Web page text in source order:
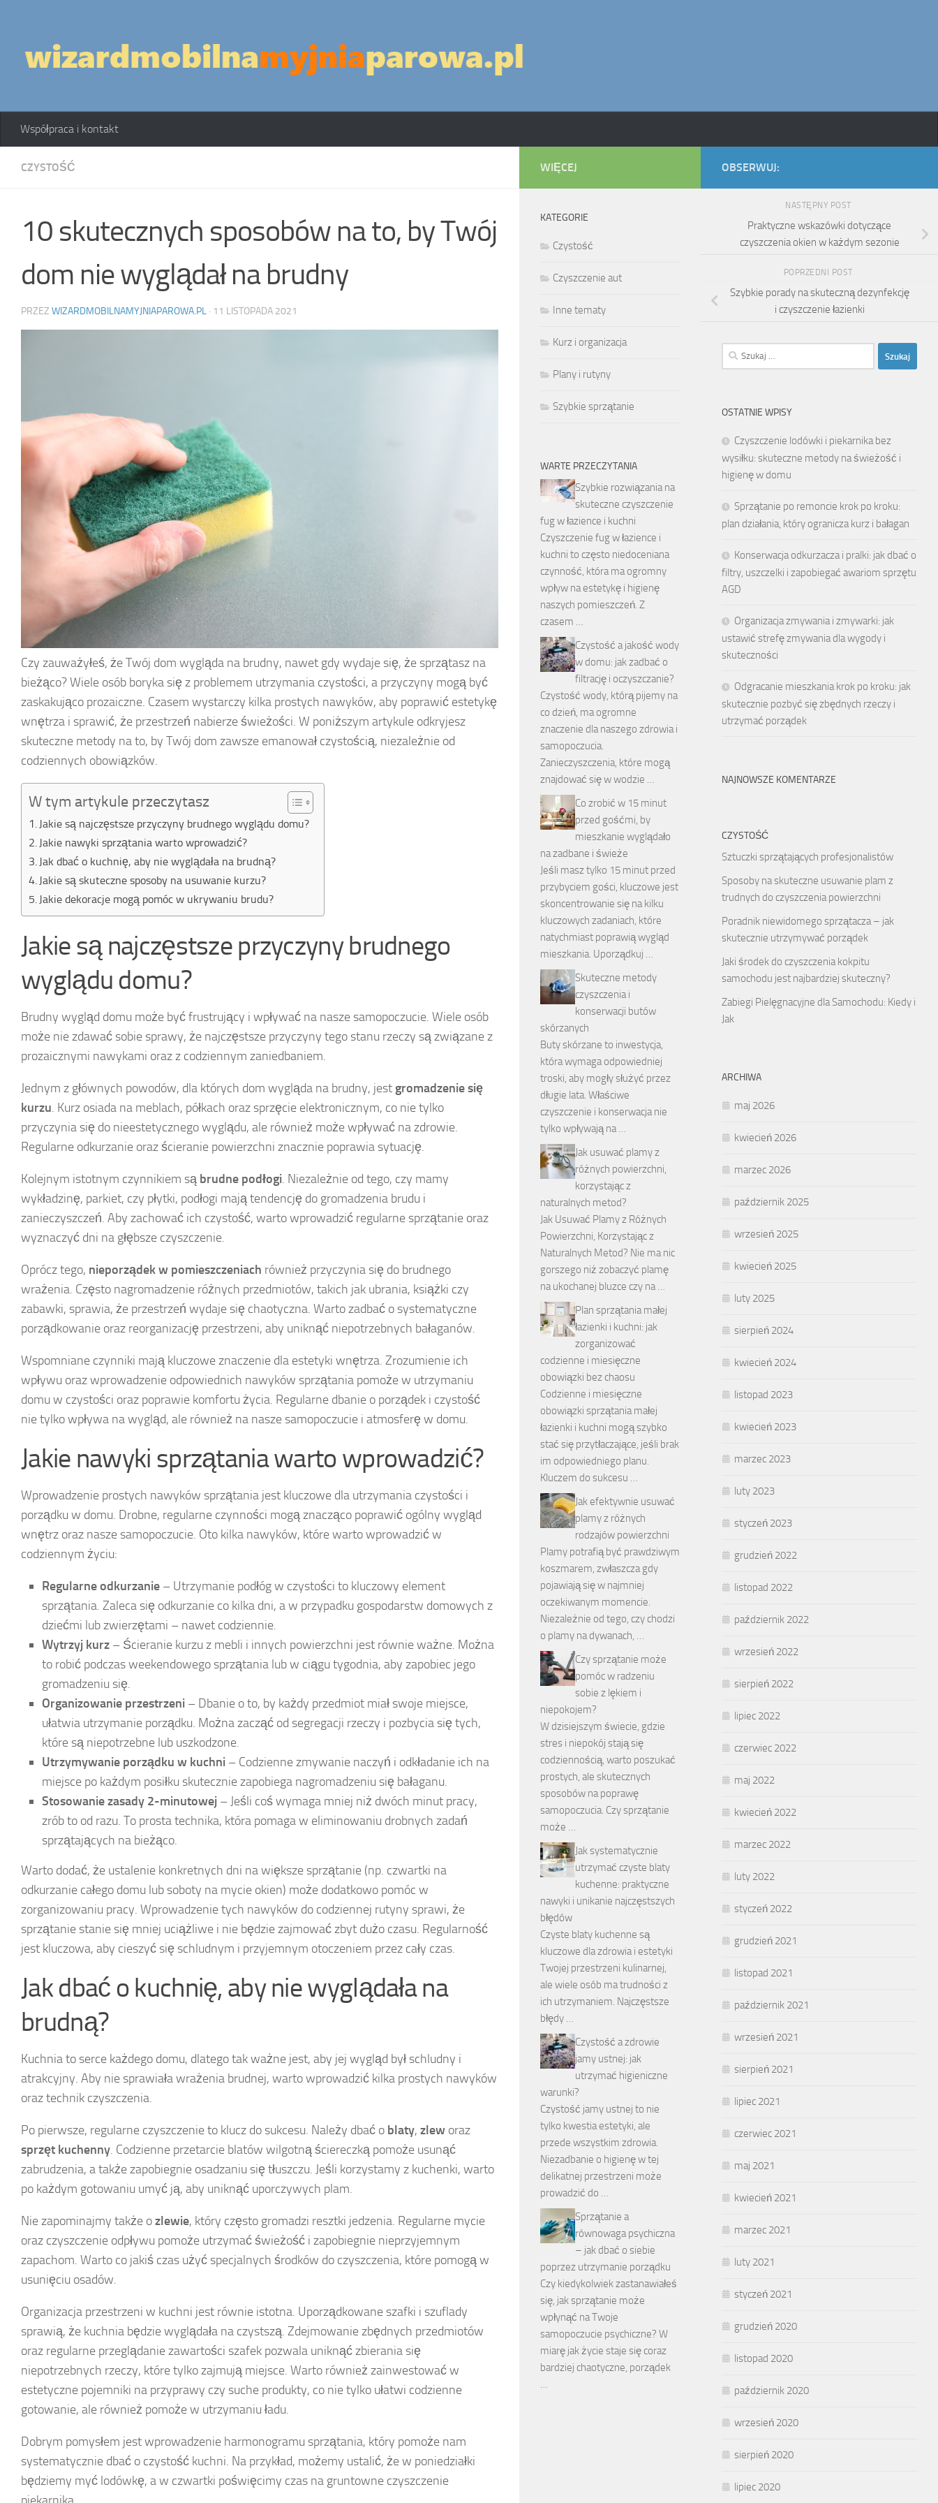
Współpraca i kontakt
CZYSTOŚĆ
10 skutecznych sposobów na to, by Twój
dom nie wyglądał na brudny
PRZEZ WIZARDMOBILNAMYJNIAPAROWA.PL · 11 LISTOPADA 2021
Czy zauważyłeś, że Twój dom wygląda na brudny, nawet gdy wydaje się, że sprzątasz na
bieżąco? Wiele osób boryka się z problemem utrzymania czystości, a przyczyny mogą być
zaskakująco prozaiczne. Czasem wystarczy kilka prostych nawyków, aby poprawić estetykę
wnętrza i sprawić, że przestrzeń nabierze świeżości. W poniższym artykule odkryjesz
skuteczne metody na to, by Twój dom zawsze emanował czystością, niezależnie od
codziennych obowiązków.
W tym artykule przeczytasz
Jakie są najczęstsze przyczyny brudnego wyglądu domu?
Jakie nawyki sprzątania warto wprowadzić?
Jak dbać o kuchnię, aby nie wyglądała na brudną?
Jakie są skuteczne sposoby na usuwanie kurzu?
Jakie dekoracje mogą pomóc w ukrywaniu brudu?
Jakie są najczęstsze przyczyny brudnego
wyglądu domu?
Brudny wygląd domu może być frustrujący i wpływać na nasze samopoczucie. Wiele osób
może nie zdawać sobie sprawy, że najczęstsze przyczyny tego stanu rzeczy są związane z
prozaicznymi nawykami oraz z codziennym zaniedbaniem.
Jednym z głównych powodów, dla których dom wygląda na brudny, jest gromadzenie się
kurzu. Kurz osiada na meblach, półkach oraz sprzęcie elektronicznym, co nie tylko
przyczynia się do nieestetycznego wyglądu, ale również może wpływać na zdrowie.
Regularne odkurzanie oraz ścieranie powierzchni znacznie poprawia sytuację.
Kolejnym istotnym czynnikiem są brudne podłogi. Niezależnie od tego, czy mamy
wykładzinę, parkiet, czy płytki, podłogi mają tendencję do gromadzenia brudu i
zanieczyszczeń. Aby zachować ich czystość, warto wprowadzić regularne sprzątanie oraz
wyznaczyć dni na głębsze czyszczenie.
Oprócz tego, nieporządek w pomieszczeniach również przyczynia się do brudnego
wrażenia. Często nagromadzenie różnych przedmiotów, takich jak ubrania, książki czy
zabawki, sprawia, że przestrzeń wydaje się chaotyczna. Warto zadbać o systematyczne
porządkowanie oraz reorganizację przestrzeni, aby uniknąć niepotrzebnych bałaganów.
Wspomniane czynniki mają kluczowe znaczenie dla estetyki wnętrza. Zrozumienie ich
wpływu oraz wprowadzenie odpowiednich nawyków sprzątania pomoże w utrzymaniu
domu w czystości oraz poprawie komfortu życia. Regularne dbanie o porządek i czystość
nie tylko wpływa na wygląd, ale również na nasze samopoczucie i atmosferę w domu.
Jakie nawyki sprzątania warto wprowadzić?
Wprowadzenie prostych nawyków sprzątania jest kluczowe dla utrzymania czystości i
porządku w domu. Drobne, regularne czynności mogą znacząco poprawić ogólny wygląd
wnętrz oraz nasze samopoczucie. Oto kilka nawyków, które warto wprowadzić w
codziennym życiu:
Regularne odkurzanie – Utrzymanie podłóg w czystości to kluczowy element
sprzątania. Zaleca się odkurzanie co kilka dni, a w przypadku gospodarstw domowych z
dziećmi lub zwierzętami – nawet codziennie.
Wytrzyj kurz – Ścieranie kurzu z mebli i innych powierzchni jest równie ważne. Można
to robić podczas weekendowego sprzątania lub w ciągu tygodnia, aby zapobiec jego
gromadzeniu się.
Organizowanie przestrzeni – Dbanie o to, by każdy przedmiot miał swoje miejsce,
ułatwia utrzymanie porządku. Można zacząć od segregacji rzeczy i pozbycia się tych,
które są niepotrzebne lub uszkodzone.
Utrzymywanie porządku w kuchni – Codzienne zmywanie naczyń i odkładanie ich na
miejsce po każdym posiłku skutecznie zapobiega nagromadzeniu się bałaganu.
Stosowanie zasady 2-minutowej – Jeśli coś wymaga mniej niż dwóch minut pracy,
zrób to od razu. To prosta technika, która pomaga w eliminowaniu drobnych zadań
sprzątających na bieżąco.
Warto dodać, że ustalenie konkretnych dni na większe sprzątanie (np. czwartki na
odkurzanie całego domu lub soboty na mycie okien) może dodatkowo pomóc w
zorganizowaniu pracy. Wprowadzenie tych nawyków do codziennej rutyny sprawi, że
sprzątanie stanie się mniej uciążliwe i nie będzie zajmować zbyt dużo czasu. Regularność
jest kluczowa, aby cieszyć się schludnym i przyjemnym otoczeniem przez cały czas.
Jak dbać o kuchnię, aby nie wyglądała na
brudną?
Kuchnia to serce każdego domu, dlatego tak ważne jest, aby jej wygląd był schludny i
atrakcyjny. Aby nie sprawiała wrażenia brudnej, warto wprowadzić kilka prostych nawyków
oraz technik czyszczenia.
Po pierwsze, regularne czyszczenie to klucz do sukcesu. Należy dbać o blaty, zlew oraz
sprzęt kuchenny. Codzienne przetarcie blatów wilgotną ściereczką pomoże usunąć
zabrudzenia, a także zapobiegnie osadzaniu się tłuszczu. Jeśli korzystamy z kuchenki, warto
po każdym gotowaniu umyć ją, aby uniknąć uporczywych plam.
Nie zapominajmy także ozlewie, który często gromadzi resztki jedzenia. Regularne mycie
oraz czyszczenie odpływu pomoże utrzymać świeżość i zapobiegnie nieprzyjemnym
zapachom. Warto co jakiś czas użyć specjalnych środków do czyszczenia, które pomogą w
usunięciu osadów.
Organizacja przestrzeni w kuchni jest równie istotna. Uporządkowane szafki i szuflady
sprawią, że kuchnia będzie wyglądała na czystszą. Zdejmowanie zbędnych przedmiotów
oraz regularne przeglądanie zawartości szafek pozwala uniknąć zbierania się
niepotrzebnych rzeczy, które tylko zajmują miejsce. Warto również zainwestować w
estetyczne pojemniki na przyprawy czy suche produkty, co nie tylko ułatwi codzienne
gotowanie, ale również pomoże w utrzymaniu ładu.
Dobrym pomysłem jest wprowadzenie harmonogramu sprzątania, który pomoże nam
systematycznie dbać o czystość kuchni. Na przykład, możemy ustalić, że w poniedziałki
będziemy myć lodówkę, a w czwartki poświęcimy czas na gruntowne czyszczenie
OBSERWUJ:
NASTĘPNY POST
Praktyczne wskazówki dotyczące
czyszczenia okien w każdym sezonie
POPRZEDNI POST
Szybkie porady na skuteczną dezynfekcję
i czyszczenie łazienki
Szukaj:
OSTATNIE WPISY
Czyszczenie lodówki i piekarnika bez
wysiłku: skuteczne metody na świeżość i
higienę w domu
Sprzątanie po remoncie krok po kroku:
plan działania, który ogranicza kurz i bałagan
Konserwacja odkurzacza i pralki: jak dbać o
filtry, uszczelki i zapobiegać awariom sprzętu
AGD
Organizacja zmywania i zmywarki: jak
ustawić strefę zmywania dla wygody i
skuteczności
Odgracanie mieszkania krok po kroku: jak
skutecznie pozbyć się zbędnych rzeczy i
utrzymać porządek
NAJNOWSZE KOMENTARZE
CZYSTOŚĆ
Sztuczki sprzątających profesjonalistów
Sposoby na skuteczne usuwanie plam z
trudnych do czyszczenia powierzchni
Poradnik niewidomego sprzątacza – jak
skutecznie utrzymywać porządek
Jaki środek do czyszczenia kokpitu
samochodu jest najbardziej skuteczny?
Zabiegi Pielęgnacyjne dla Samochodu: Kiedy i
Jak
ARCHIWA
maj 2026
kwiecień 2026
marzec 2026
październik 2025
wrzesień 2025
kwiecień 2025
luty 2025
sierpień 2024
kwiecień 2024
listopad 2023
kwiecień 2023
marzec 2023
luty 2023
styczeń 2023
grudzień 2022
listopad 2022
październik 2022
wrzesień 2022
sierpień 2022
lipiec 2022
czerwiec 2022
maj 2022
kwiecień 2022
marzec 2022
luty 2022
styczeń 2022
grudzień 2021
listopad 2021
październik 2021
wrzesień 2021
sierpień 2021
lipiec 2021
czerwiec 2021
maj 2021
kwiecień 2021
marzec 2021
luty 2021
styczeń 2021
grudzień 2020
listopad 2020
październik 2020
wrzesień 2020
sierpień 2020
lipiec 2020
WIĘCEJ
KATEGORIE
Czystość
Czyszczenie aut
Inne tematy
Kurz i organizacja
Plany i rutyny
Szybkie sprzątanie
WARTE PRZECZYTANIA
Szybkie rozwiązania na
skuteczne czyszczenie
fug w łazience i kuchni
Czyszczenie fug w łazience i
kuchni to często niedoceniana
czynność, która ma ogromny
wpływ na estetykę i higienę
naszych pomieszczeń. Z
czasem …
Czystość a jakość wody
w domu: jak zadbać o
filtrację i oczyszczanie?
Czystość wody, którą pijemy na
co dzień, ma ogromne
znaczenie dla naszego zdrowia i
samopoczucia.
Zanieczyszczenia, które mogą
znajdować się w wodzie …
Co zrobić w 15 minut
przed gośćmi, by
mieszkanie wyglądało
na zadbane i świeże
Jeśli masz tylko 15 minut przed
przybyciem gości, kluczowe jest
skoncentrowanie się na kilku
kluczowych zadaniach, które
natychmiast poprawią wygląd
mieszkania. Uporządkuj …
Skuteczne metody
czyszczenia i
konserwacji butów
skórzanych
Buty skórzane to inwestycja,
która wymaga odpowiedniej
troski, aby mogły służyć przez
długie lata. Właściwe
czyszczenie i konserwacja nie
tylko wpływają na …
Jak usuwać plamy z
różnych powierzchni,
korzystając z
naturalnych metod?
Jak Usuwać Plamy z Różnych
Powierzchni, Korzystając z
Naturalnych Metod? Nie ma nic
gorszego niż zobaczyć plamę
na ukochanej bluzce czy na …
Plan sprzątania małej
łazienki i kuchni: jak
zorganizować
codzienne i miesięczne
obowiązki bez chaosu
Codzienne i miesięczne
obowiązki sprzątania małej
łazienki i kuchni mogą szybko
stać się przytłaczające, jeśli brak
im odpowiedniego planu.
Kluczem do sukcesu …
Jak efektywnie usuwać
plamy z różnych
rodzajów powierzchni
Plamy potrafią być prawdziwym
koszmarem, zwłaszcza gdy
pojawiają się w najmniej
oczekiwanym momencie.
Niezależnie od tego, czy chodzi
o plamy na dywanach, …
Czy sprzątanie może
pomóc w radzeniu
sobie z lękiem i
niepokojem?
W dzisiejszym świecie, gdzie
stres i niepokój stają się
codziennością, warto poszukać
prostych, ale skutecznych
sposobów na poprawę
samopoczucia. Czy sprzątanie
może …
Jak systematycznie
utrzymać czyste blaty
kuchenne: praktyczne
nawyki i unikanie najczęstszych
błędów
Czyste blaty kuchenne są
kluczowe dla zdrowia i estetyki
Twojej przestrzeni kulinarnej,
ale wiele osób ma trudności z
ich utrzymaniem. Najczęstsze
błędy …
Czystość a zdrowie
jamy ustnej: jak
utrzymać higieniczne
warunki?
Czystość jamy ustnej to nie
tylko kwestia estetyki, ale
przede wszystkim zdrowia.
Niezadbanie o higienę w tej
delikatnej przestrzeni może
prowadzić do …
Sprzątanie a
równowaga psychiczna
– jak dbać o siebie
poprzez utrzymanie porządku
Czy kiedykolwiek zastanawiałeś
się, jak sprzątanie może
wpłynąć na Twoje
samopoczucie psychiczne? W
miarę jak życie staje się coraz
bardziej chaotyczne, porządek
…